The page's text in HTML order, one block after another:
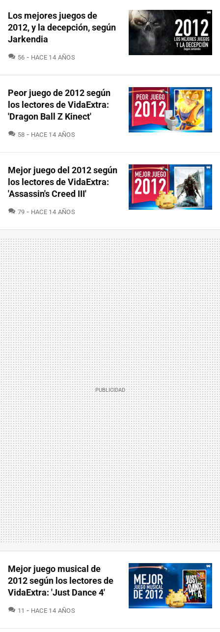
Los mejores juegos de
2012, y la decepción, según
Jarkendia
56 COMENTARIOS
HACE 14 AÑOS
Peor juego de 2012 según
los lectores de VidaExtra:
'Dragon Ball Z Kinect'
58 COMENTARIOS
HACE 14 AÑOS
Mejor juego del 2012 según
los lectores de VidaExtra:
'Assassin's Creed III'
79 COMENTARIOS
HACE 14 AÑOS
Mejor juego musical de
2012 según los lectores de
VidaExtra: 'Just Dance 4'
11 COMENTARIOS
HACE 14 AÑOS